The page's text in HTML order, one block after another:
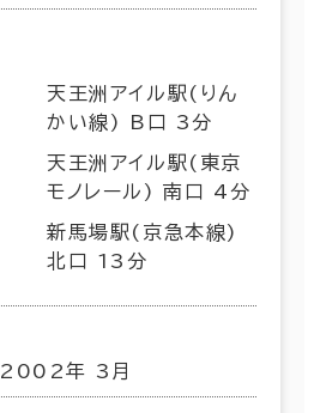
天王洲アイル駅(りん
かい線) B口 3分
天王洲アイル駅(東京
モノレール) 南口 4分
新馬場駅(京急本線)
北口 13分
2002年 3月